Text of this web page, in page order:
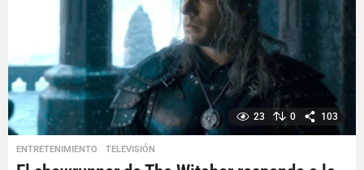
a
g
o
23 0 103
ENTRETENIMIENTO ,TELEVISIÓN